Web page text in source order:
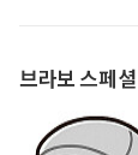
브라보 스페셜